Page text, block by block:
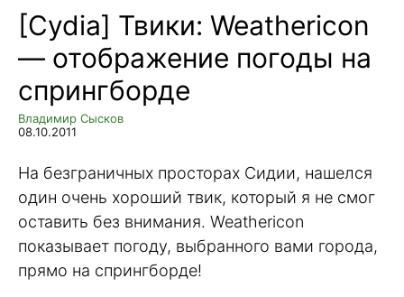
[Cydia] Твики: Weathericon
— отображение погоды на
спрингборде
Владимир Сысков
08.10.2011
На безграничных просторах Сидии, нашелся
один очень хороший твик, который я не смог
оставить без внимания. Weathericon
показывает погоду, выбранного вами города,
прямо на спрингборде!